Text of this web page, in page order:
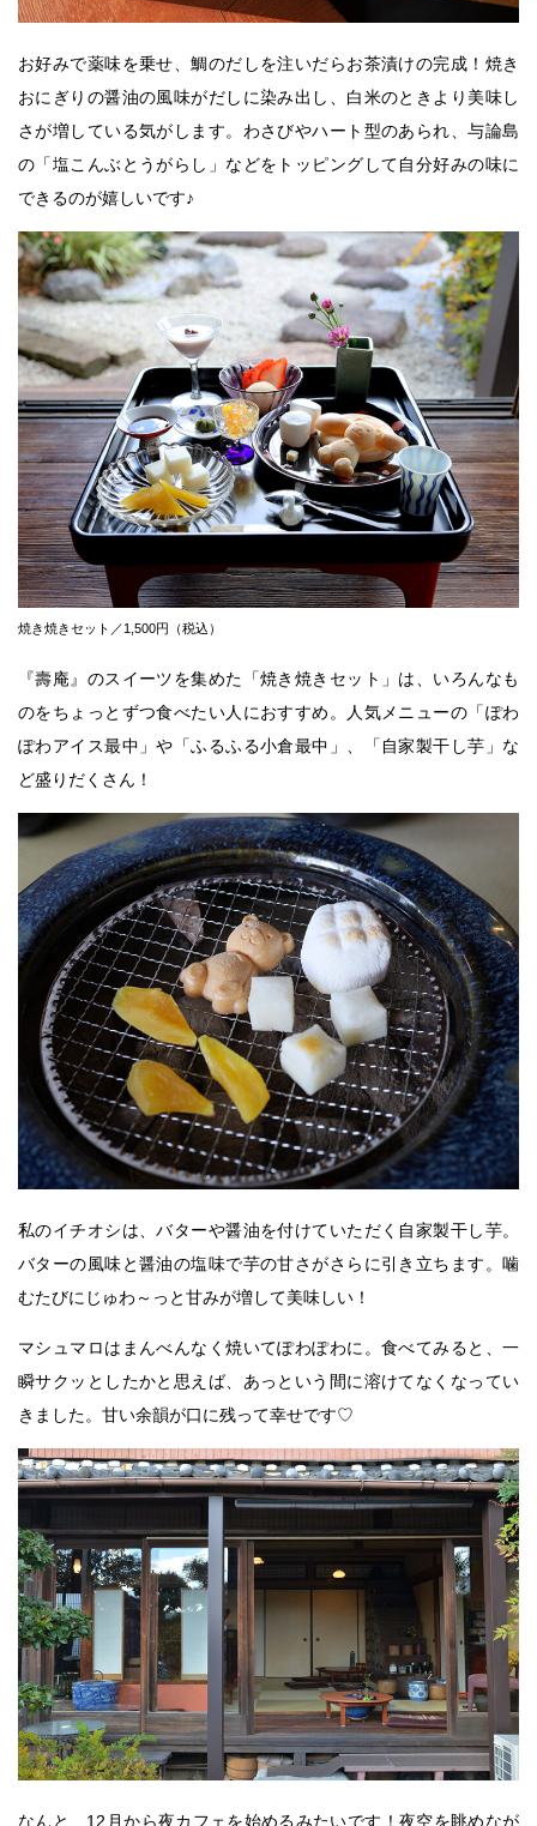
お好みで薬味を乗せ、鯛のだしを注いだらお茶漬けの完成！焼き
おにぎりの醤油の風味がだしに染み出し、白米のときより美味し
さが増している気がします。わさびやハート型のあられ、与論島
の「塩こんぶとうがらし」などをトッピングして自分好みの味に
できるのが嬉しいです♪
焼き焼きセット／1,500円（税込）
『壽庵』のスイーツを集めた「焼き焼きセット」は、いろんなも
のをちょっとずつ食べたい人におすすめ。人気メニューの「ぽわ
ぽわアイス最中」や「ふるふる小倉最中」、「自家製干し芋」な
ど盛りだくさん！
私のイチオシは、バターや醤油を付けていただく自家製干し芋。
バターの風味と醤油の塩味で芋の甘さがさらに引き立ちます。噛
むたびにじゅわ～っと甘みが増して美味しい！
マシュマロはまんべんなく焼いてぽわぽわに。食べてみると、一
瞬サクッとしたかと思えば、あっという間に溶けてなくなってい
きました。甘い余韻が口に残って幸せです♡
なんと、12月から夜カフェを始めるみたいです！夜空を眺めなが